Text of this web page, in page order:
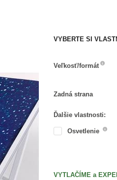
VYBERTE SI
Veľkosť/formát
Zadná strana
Ďalšie vlastnosti:
Osvetlenie
VYTLAČÍME a